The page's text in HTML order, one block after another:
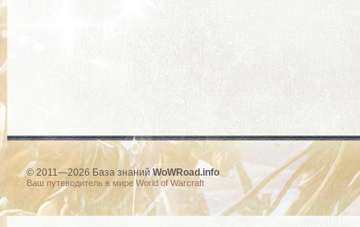
© 2011—2026 База знанийWoWRoad.info
Ваш путеводитель в мире World of Warcraft